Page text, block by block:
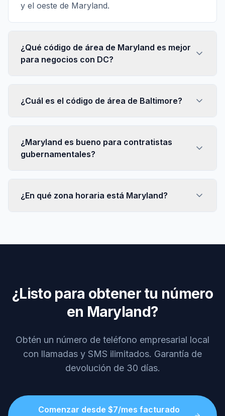
y el oeste de Maryland.
¿Qué código de área de Maryland es mejor
para negocios con DC?
¿Cuál es el código de área de Baltimore?
¿Maryland es bueno para contratistas
gubernamentales?
¿En qué zona horaria está Maryland?
¿Listo para obtener tu número
en Maryland?
Obtén un número de teléfono empresarial local
con llamadas y SMS ilimitados. Garantía de
devolución de 30 días.
Comenzar desde $7/mes facturado